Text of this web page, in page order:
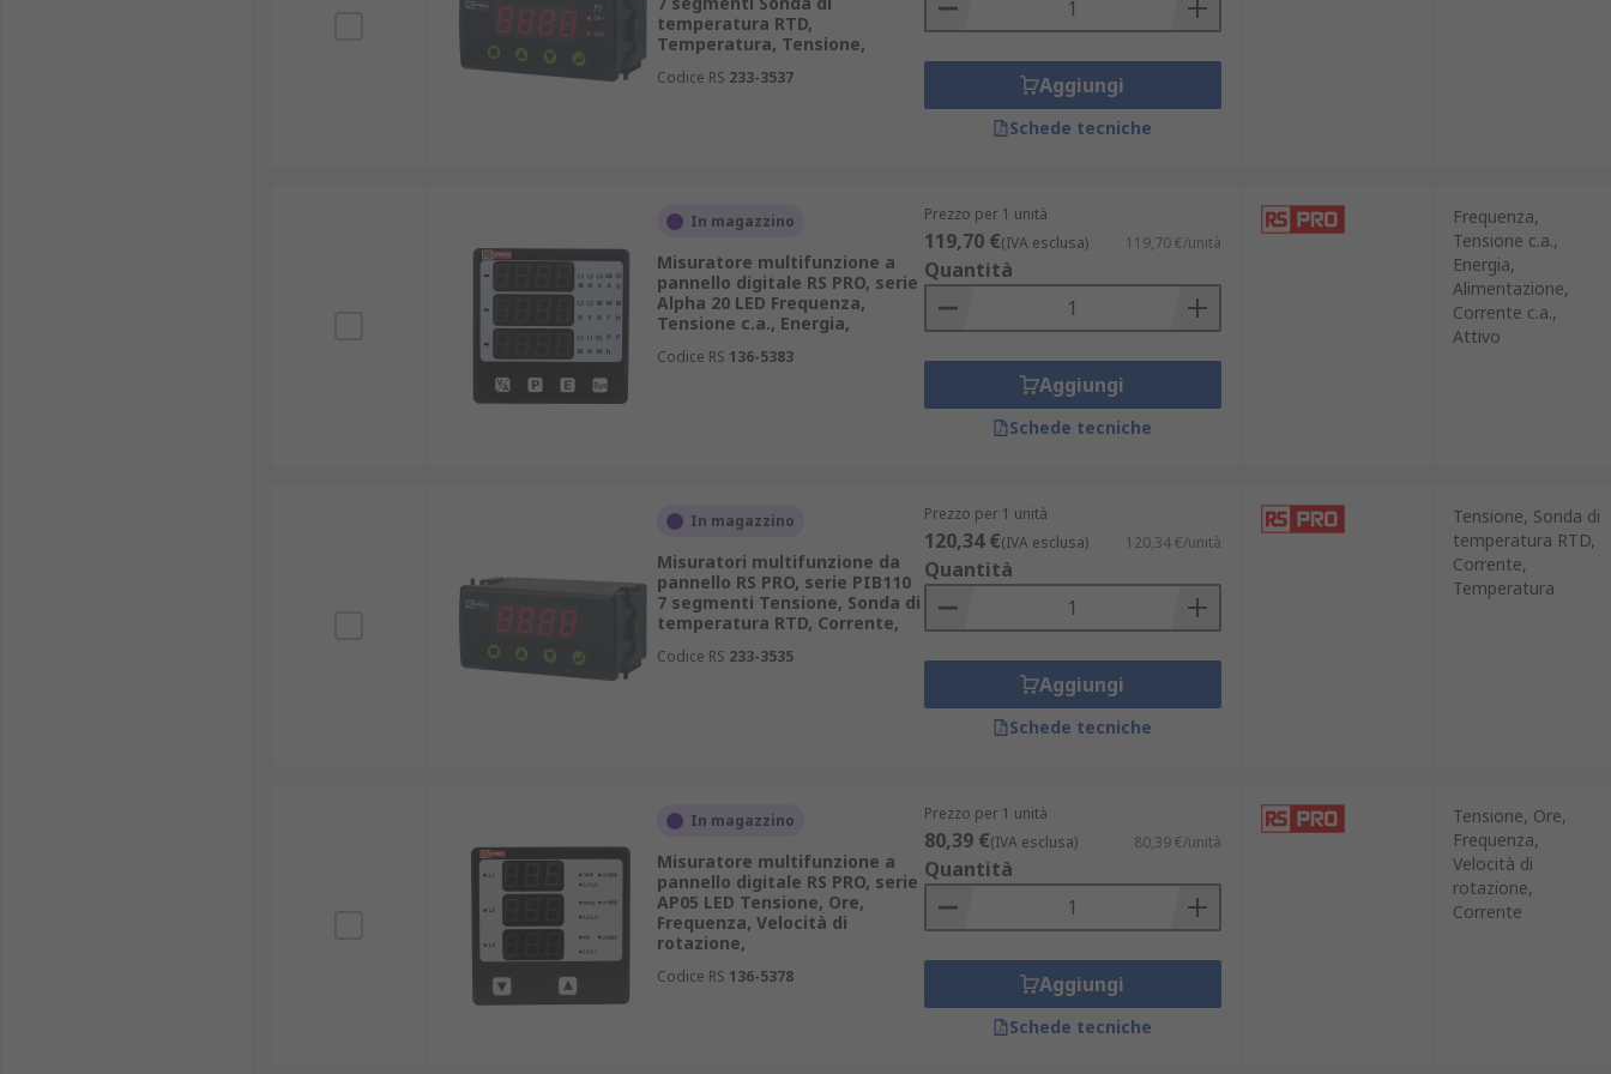
temperatura RTD,
Temperatura, Tensione,
Codice RS 233-3537 Aggiungi
Schede tecniche
In magazzino
Misuratore multifunzione a
pannello digitale RS PRO, serie
Alpha 20 LED Frequenza,
Tensione c.a., Energia,
Codice RS 136-5383
Prezzo per 1 unità
119,70 €(IVA esclusa) 119,70 €/unità
Quantità
Aggiungi
Schede tecniche
Frequenza,
Tensione c.a.,
Energia,
Alimentazione,
Corrente c.a.,
Attivo
In magazzino
Misuratori multifunzione da
pannello RS PRO, serie PIB110
7 segmenti Tensione, Sonda di
temperatura RTD, Corrente,
Codice RS 233-3535
Prezzo per 1 unità
120,34 €(IVA esclusa) 120,34 €/unità
Quantità
Aggiungi
Schede tecniche
Tensione, Sonda di
temperatura RTD,
Corrente,
Temperatura
In magazzino
Misuratore multifunzione a
pannello digitale RS PRO, serie
AP05 LED Tensione, Ore,
Frequenza, Velocità di
rotazione,
Codice RS 136-5378
Prezzo per 1 unità
80,39 €(IVA esclusa) 80,39 €/unità
Quantità
Aggiungi
Schede tecniche
Tensione, Ore,
Frequenza,
Velocità di
rotazione,
Corrente